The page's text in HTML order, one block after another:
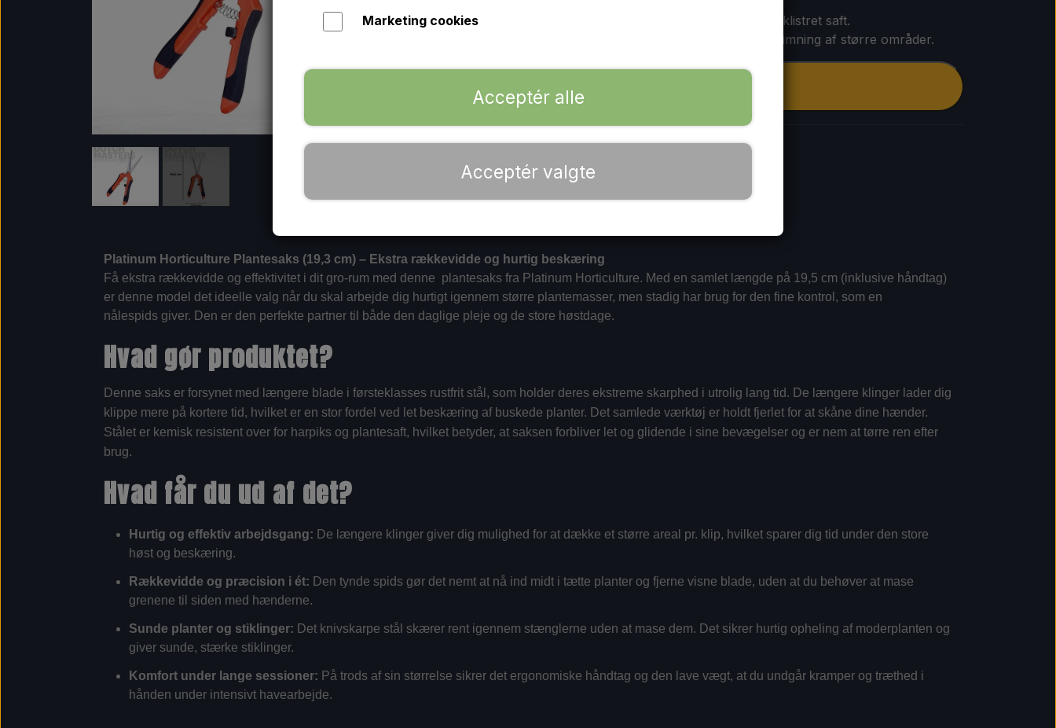
Udført i fjerlet, rustfrit stål, der effektivt modstår plante-harpiks og klistret saft.
Perfekt til let beskæring, hurtig klargøring af stiklinger og effektiv trimning af større områder.
Platinum Horticulture Plantesaks (19,3 cm) – Ekstra rækkevidde og hurtig beskæring
Få ekstra rækkevidde og effektivitet i dit gro-rum med denne plantesaks fra Platinum Horticulture. Med en samlet længde på 19,5 cm (inklusive håndtag)
er denne model det ideelle valg når du skal arbejde dig hurtigt igennem større plantemasser, men stadig har brug for den fine kontrol, som en
nålespids giver. Den er den perfekte partner til både den daglige pleje og de store høstdage.
Hvad gør produktet?
Denne saks er forsynet med længere blade i førsteklasses rustfrit stål, som holder deres ekstreme skarphed i utrolig lang tid. De længere klinger lader dig
klippe mere på kortere tid, hvilket er en stor fordel ved let beskæring af buskede planter. Det samlede værktøj er holdt fjerlet for at skåne dine hænder.
Stålet er kemisk resistent over for harpiks og plantesaft, hvilket betyder, at saksen forbliver let og glidende i sine bevægelser og er nem at tørre ren efter
brug.
Hvad får du ud af det?
Hurtig og effektiv arbejdsgang: De længere klinger giver dig mulighed for at dække et større areal pr. klip, hvilket sparer dig tid under den store
høst og beskæring.
Rækkevidde og præcision i ét: Den tynde spids gør det nemt at nå ind midt i tætte planter og fjerne visne blade, uden at du behøver at mase
grenene til siden med hænderne.
Sunde planter og stiklinger: Det knivskarpe stål skærer rent igennem stænglerne uden at mase dem. Det sikrer hurtig opheling af moderplanten og
giver sunde, stærke stiklinger.
Komfort under lange sessioner: På trods af sin størrelse sikrer det ergonomiske håndtag og den lave vægt, at du undgår kramper og træthed i
hånden under intensivt havearbejde.
Marketing cookies
Acceptér alle
Acceptér valgte